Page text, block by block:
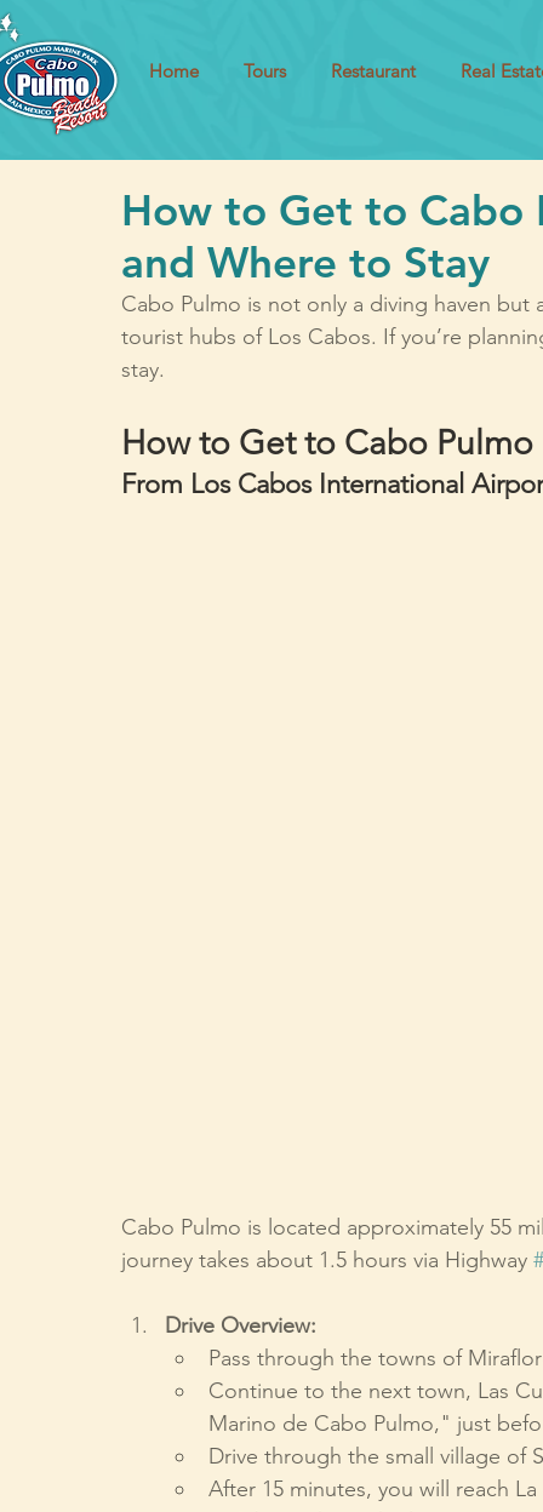
Home Tours Restaurant Real
How to Get to
and Where to Stay
Cabo Pulmo is not only a diving haven
tourist hubs of Los Cabos. If you’re
stay.
How to Get to Cabo Pulmo
From Los Cabos International
Cabo Pulmo is located approximately 55
journey takes about 1.5 hours via Highway
Drive Overview:
Pass through the towns of
Continue to the next town, Las
Marino de Cabo Pulmo," just
Drive through the small village of
After 15 minutes, you will reach